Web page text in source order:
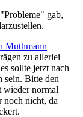
gab,
Muthmann
zu allerlei
sollte jetzt nach
sein. Bitte den
wieder normal
noch nicht, da